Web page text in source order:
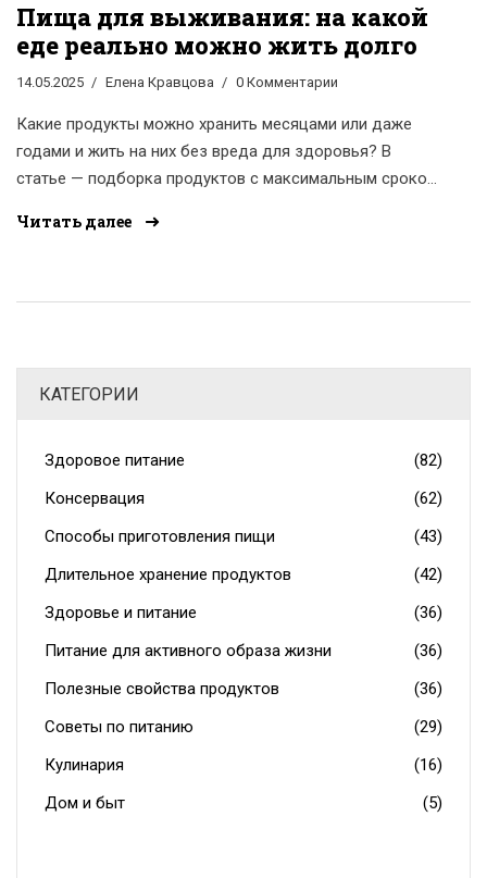
Пища для выживания: на какой
еде реально можно жить долго
14.05.2025 Елена Кравцова 0 Комментарии
Какие продукты можно хранить месяцами или даже
годами и жить на них без вреда для здоровья? В
статье — подборка продуктов с максимальным сроком
а также лайфхаки по разнообразию рациона даже в
Читать далее
КАТЕГОРИИ
Здоровое питание
(82)
Консервация
(62)
Способы приготовления пищи
(43)
Длительное хранение продуктов
(42)
Здоровье и питание
(36)
Питание для активного образа жизни
(36)
Полезные свойства продуктов
(36)
Советы по питанию
(29)
Кулинария
(16)
Дом и быт
(5)